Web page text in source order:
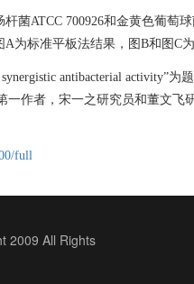
杆菌ATCC 700926和金黄色葡萄球
A为标准平板法结果，图 B和图 C
antibacterial activity”为
一作者，宋一之研究员和董文飞
full
2009 All Rights